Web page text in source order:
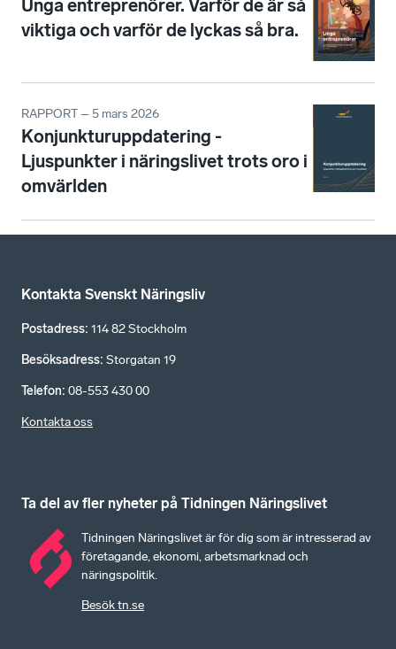
Unga entreprenörer. Varför de är så
viktiga och varför de lyckas så bra.
RAPPORT – 5 mars 2026
Konjunkturuppdatering -
Ljuspunkter i näringslivet trots oro i
omvärlden
Kontakta Svenskt Näringsliv
Postadress: 114 82 Stockholm
Besöksadress: Storgatan 19
Telefon: 08-553 430 00
Kontakta oss
Ta del av fler nyheter på Tidningen Näringslivet
Tidningen Näringslivet är för dig som är intresserad av
företagande, ekonomi, arbetsmarknad och
näringspolitik.
Besök tn.se